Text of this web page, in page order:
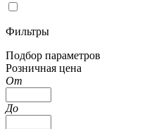
Фильтры
Подбор параметров
Розничная цена
От
До